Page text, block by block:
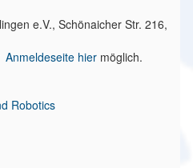
e.V., Schönaicher Str. 216,
Anmeldeseite hier möglich.
Robotics